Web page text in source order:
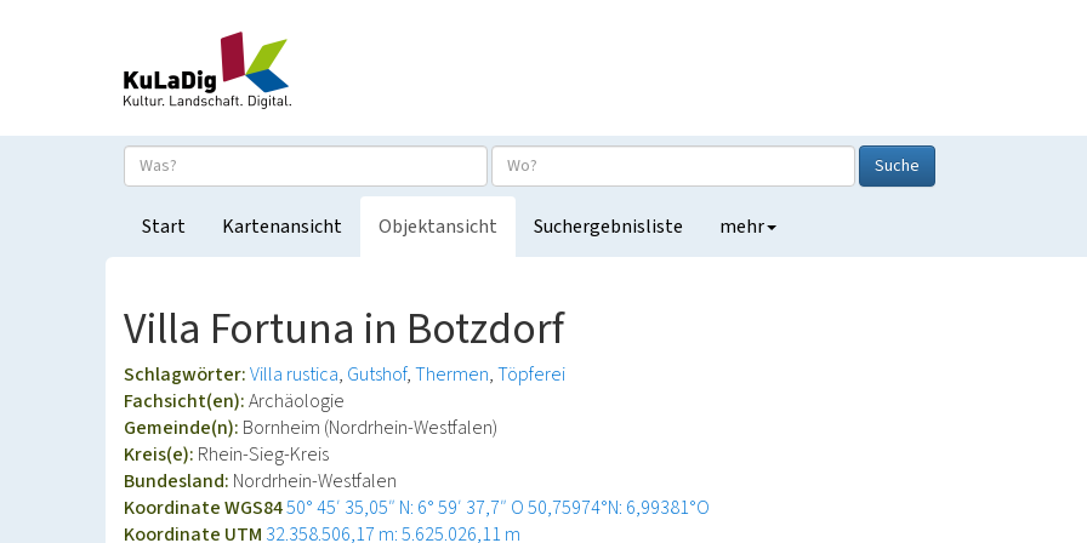
Suche
Start Kartenansicht Objektansicht Suchergebnisliste mehr
Villa Fortuna in Botzdorf
Schlagwörter:Villa rustica Gutshof Thermen Töpferei
Fachsicht(en):Archäologie
Gemeinde(n): Bornheim (Nordrhein-Westfalen)
Kreis(e): Rhein-Sieg-Kreis
Bundesland: Nordrhein-Westfalen
Koordinate WGS8450° 45′ 35,05″ N: 6° 59′ 37,7″ O50,75974°N: 6,99381°O
Koordinate UTM 32.358.506,17 m: 5.625.026,11 m